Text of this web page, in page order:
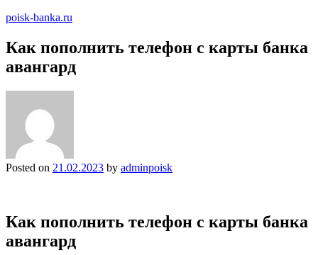
poisk-banka.ru
Как пополнить телефон с карты банка
авангард
Posted on 21.02.2023 by adminpoisk
Как пополнить телефон с карты банка
авангард